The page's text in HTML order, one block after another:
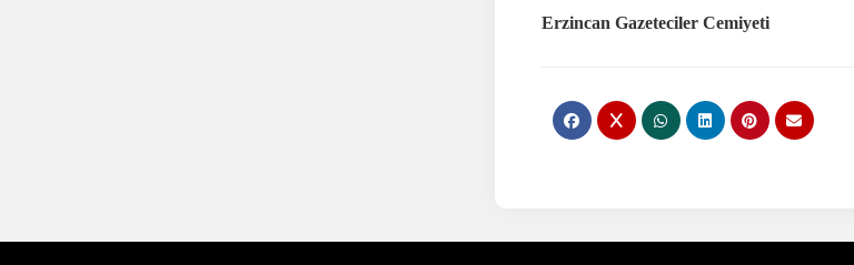
Erzincan Gazeteciler Cemiyeti